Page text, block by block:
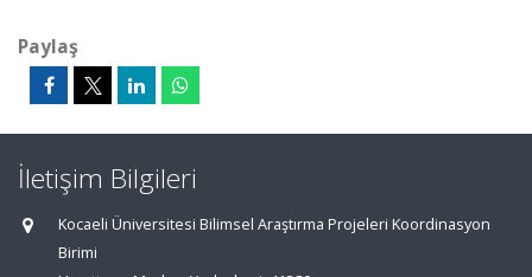
Paylaş
İletişim Bilgileri
Kocaeli Üniversitesi Bilimsel Araştırma Projeleri Koordinasyon
Birimi